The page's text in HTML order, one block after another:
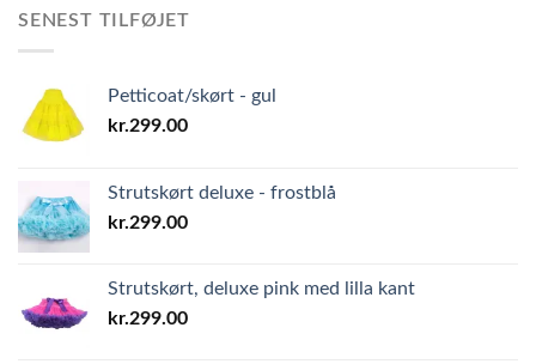
SENEST TILFØJET
Petticoat/skørt - gul
kr.299.00
Strutskørt deluxe - frostblå
kr.299.00
Strutskørt, deluxe pink med lilla kant
kr.299.00